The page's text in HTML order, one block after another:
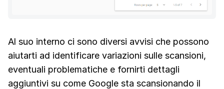
Al suo interno ci sono diversi avvisi che possono
aiutarti ad identificare variazioni sulle scansioni,
eventuali problematiche e fornirti dettagli
aggiuntivi su come Google sta scansionando il